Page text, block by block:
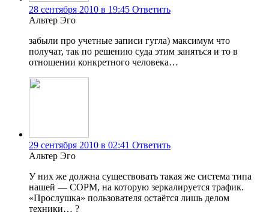
28 сентября 2010 в 19:45 Ответить
Альтер Эго
забыли про учетные записи гугла) максимум что
получат, так по решению суда этим заняться и то в
отношении конкретного человека…
29 сентября 2010 в 02:41 Ответить
Альтер Эго
У них же должна существовать такая же система типа
нашей — СОРМ, на которую зеркалируется трафик.
«Прослушка» пользователя остаётся лишь делом
техники… ?